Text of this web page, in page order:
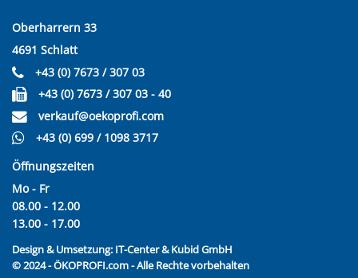
Oberharrern 33
4691 Schlatt
+43 (0) 7673 / 307 03
+43 (0) 7673 / 307 03 - 40
verkauf@oekoprofi.com
+43 (0) 699 / 1098 3717
Öffnungszeiten
Mo - Fr
08.00 - 12.00
13.00 - 17.00
Design & Umsetzung: IT-Center & Kubid GmbH
© 2024 - ÖKOPROFI.com - Alle Rechte vorbehalten